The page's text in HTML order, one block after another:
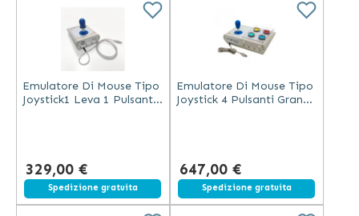
Emulatore Di Mouse Tipo
Joystick1 Leva 1 Pulsanti
329,00 €
Spedizione gratuita
Emulatore Di Mouse Tipo
Joystick 4 Pulsanti Grandi
647,00 €
Spedizione gratuita